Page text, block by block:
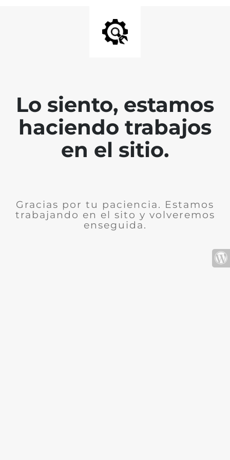
Lo siento, estamos
haciendo trabajos
en el sitio.
Gracias por tu paciencia. Estamos
trabajando en el sito y volveremos
enseguida.